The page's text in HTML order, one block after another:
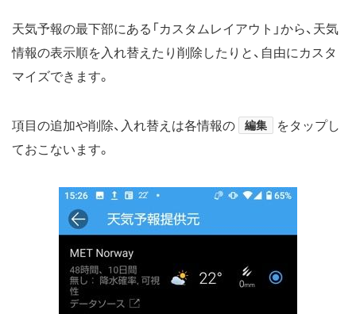
天気予報の最下部にある「カスタムレイアウト」から、天気
情報の表示順を入れ替えたり削除したりと、自由にカスタ
マイズできます。
項目の追加や削除、入れ替えは各情報の 編集
をタップし
ておこないます。